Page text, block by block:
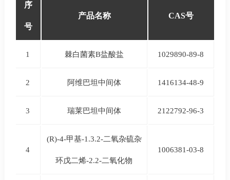
序
号
产品名称 CAS号
1 棘白菌素B盐酸盐 1029890-89-8
2 阿维巴坦中间体 1416134-48-9
3 瑞莱巴坦中间体 2122792-96-3
4
(R)-4-甲基-1.3.2-二氧杂硫杂
环戊二烯-2.2-二氧化物
1006381-03-8